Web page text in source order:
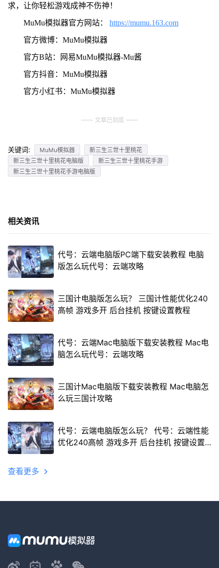
求，让你轻松游戏成神不伤神！
MuMu模拟器官方网站： https://mumu.163.com
官方微博：MuMu模拟器
官方B站：网易MuMu模拟器-Mu酱
官方抖音：MuMu模拟器
官方小红书：MuMu模拟器
文章已到底
关键词: MuMu模拟器
新三生三世十里桃花
新三生三世十里桃花电脑版
新三生三世十里桃花手游
新三生三世十里桃花手游电脑版
相关资讯
代号：云端电脑版PC端下载安装教程 电脑
版怎么玩代号：云端攻略
三国计电脑版怎么玩？ 三国计性能优化240
高帧 游戏多开 后台挂机 按键设置教程
代号：云端Mac电脑版下载安装教程 Mac电
脑怎么玩代号：云端攻略
三国计Mac电脑版下载安装教程 Mac电脑怎
么玩三国计攻略
代号：云端电脑版怎么玩？ 代号：云端性能
优化240高帧 游戏多开 后台挂机 按键设置
查看更多